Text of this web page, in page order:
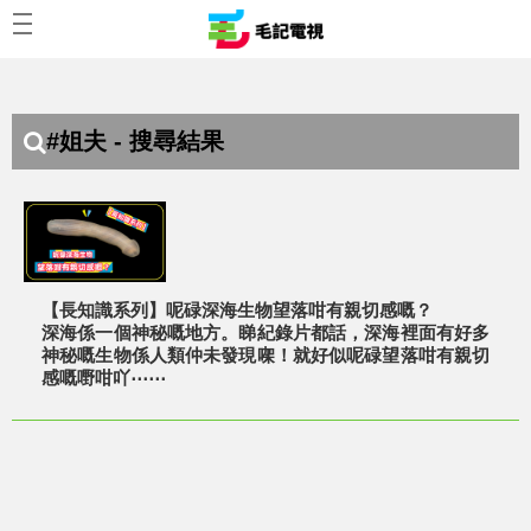
#姐夫 - 搜尋結果
【長知識系列】呢碌深海生物望落咁有親切感嘅？
深海係一個神秘嘅地方。睇紀錄片都話，深海裡面有好多
神秘嘅生物係人類仲未發現㗎！就好似呢碌望落咁有親切
感嘅嘢咁吖⋯⋯